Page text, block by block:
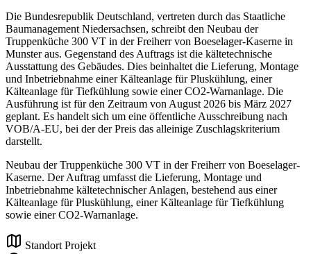
Die Bundesrepublik Deutschland, vertreten durch das Staatliche
Baumanagement Niedersachsen, schreibt den Neubau der
Truppenküche 300 VT in der Freiherr von Boeselager-Kaserne in
Munster aus. Gegenstand des Auftrags ist die kältetechnische
Ausstattung des Gebäudes. Dies beinhaltet die Lieferung, Montage
und Inbetriebnahme einer Kälteanlage für Pluskühlung, einer
Kälteanlage für Tiefkühlung sowie einer CO2-Warnanlage. Die
Ausführung ist für den Zeitraum von August 2026 bis März 2027
geplant. Es handelt sich um eine öffentliche Ausschreibung nach
VOB/A-EU, bei der der Preis das alleinige Zuschlagskriterium
darstellt.
Neubau der Truppenküche 300 VT in der Freiherr von Boeselager-
Kaserne. Der Auftrag umfasst die Lieferung, Montage und
Inbetriebnahme kältetechnischer Anlagen, bestehend aus einer
Kälteanlage für Pluskühlung, einer Kälteanlage für Tiefkühlung
sowie einer CO2-Warnanlage.
Standort Projekt